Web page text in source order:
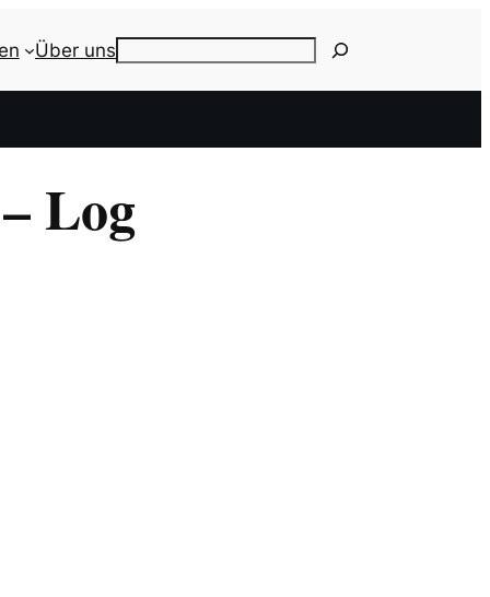
Über uns
Log